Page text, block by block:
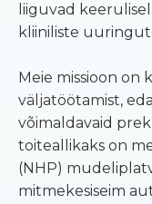
liiguvad
kliiniliste
Meie missioon on
väljatöötamist,
võimaldavaid
toiteallikaks on
(NHP)
mitmekesiseim